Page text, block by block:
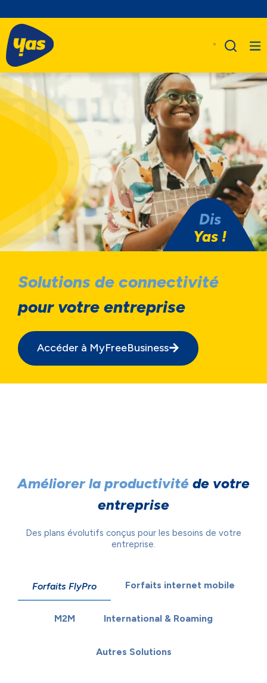
Dis
Yas !
Solutions de connectivité
pour votre entreprise
Accéder à MyFreeBusiness
Améliorer la productivité de votre
entreprise
Des plans évolutifs conçus pour les besoins de votre
entreprise.
Forfaits FlyPro Forfaits internet mobile
M2M International & Roaming
Autres Solutions